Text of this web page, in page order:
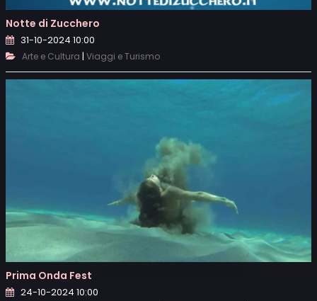
Notte di Zucchero
31-10-2024 10:00
Arte e Cultura | Viaggi e Turismo
Prima Onda Fest
24-10-2024 10:00